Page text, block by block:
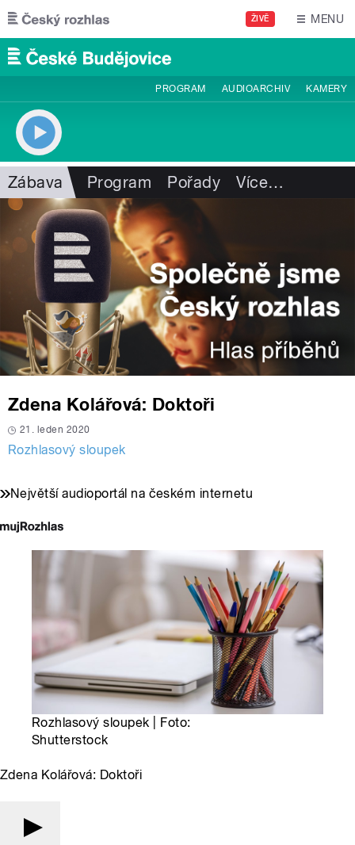
Přejít k hlavnímu obsahu
ŽIVĚ MENU
PROGRAM AUDIOARCHIV KAMERY
Zábava Program Pořady Více…
Zdena Kolářová: Doktoři
21. leden 2020
Rozhlasový sloupek
Největší audioportál na českém internetu
Rozhlasový sloupek | Foto:
Shutterstock
Zdena Kolářová: Doktoři